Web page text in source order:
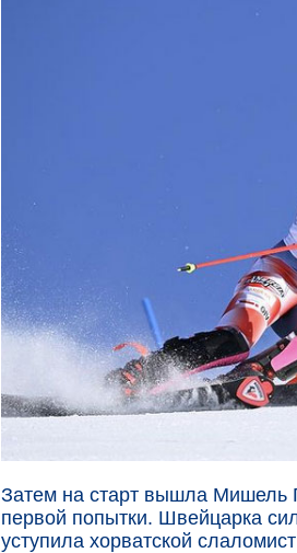
Затем на старт вышла Мишель
первой попытки. Швейцарка
уступила хорватской